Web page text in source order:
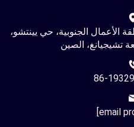
الأعمال الجنوبية، حي يينتشو،
تشيجيانغ، الصين